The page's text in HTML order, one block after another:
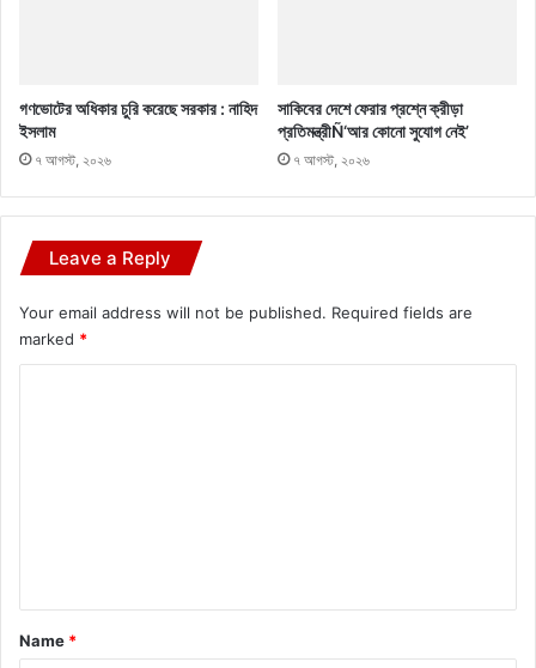
গণভোটের অধিকার চুরি করেছে সরকার : নাহিদ
ইসলাম
৭ আগস্ট, ২০২৬
সাকিবের দেশে ফেরার প্রশ্নে ক্রীড়া
প্রতিমন্ত্রীÑ‘আর কোনো সুযোগ নেই’
৭ আগস্ট, ২০২৬
Leave a Reply
Your email address will not be published. Required fields are
marked *
*
Name *